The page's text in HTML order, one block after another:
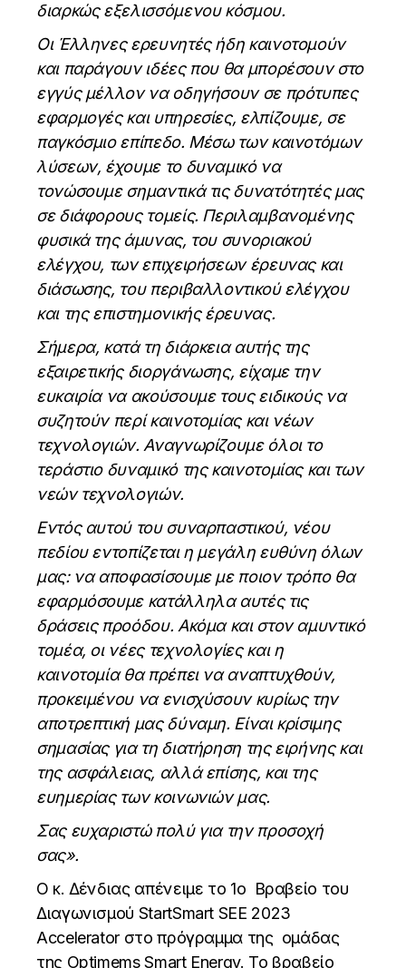
διαρκώς εξελισσόμενου κόσμου.
Οι Έλληνες ερευνητές ήδη καινοτομούν
και παράγουν ιδέες που θα μπορέσουν στο
εγγύς μέλλον να οδηγήσουν σε πρότυπες
εφαρμογές και υπηρεσίες, ελπίζουμε, σε
παγκόσμιο επίπεδο. Μέσω των καινοτόμων
λύσεων, έχουμε το δυναμικό να
τονώσουμε σημαντικά τις δυνατότητές μας
σε διάφορους τομείς. Περιλαμβανομένης
φυσικά της άμυνας, του συνοριακού
ελέγχου, των επιχειρήσεων έρευνας και
διάσωσης, του περιβαλλοντικού ελέγχου
και της επιστημονικής έρευνας.
Σήμερα, κατά τη διάρκεια αυτής της
εξαιρετικής διοργάνωσης, είχαμε την
ευκαιρία να ακούσουμε τους ειδικούς να
συζητούν περί καινοτομίας και νέων
τεχνολογιών. Αναγνωρίζουμε όλοι το
τεράστιο δυναμικό της καινοτομίας και των
νεών τεχνολογιών.
Εντός αυτού του συναρπαστικού, νέου
πεδίου εντοπίζεται η μεγάλη ευθύνη όλων
μας: να αποφασίσουμε με ποιον τρόπο θα
εφαρμόσουμε κατάλληλα αυτές τις
δράσεις προόδου. Ακόμα και στον αμυντικό
τομέα, οι νέες τεχνολογίες και η
καινοτομία θα πρέπει να αναπτυχθούν,
προκειμένου να ενισχύσουν κυρίως την
αποτρεπτική μας δύναμη. Είναι κρίσιμης
σημασίας για τη διατήρηση της ειρήνης και
της ασφάλειας, αλλά επίσης, και της
ευημερίας των κοινωνιών μας.
Σας ευχαριστώ πολύ για την προσοχή
σας».
Ο κ. Δένδιας απένειμε το 1ο Βραβείο του
Διαγωνισμού StartSmart SEE 2023
Accelerator στο πρόγραμμα της ομάδας
της Optimems Smart Energy. Το βραβείο